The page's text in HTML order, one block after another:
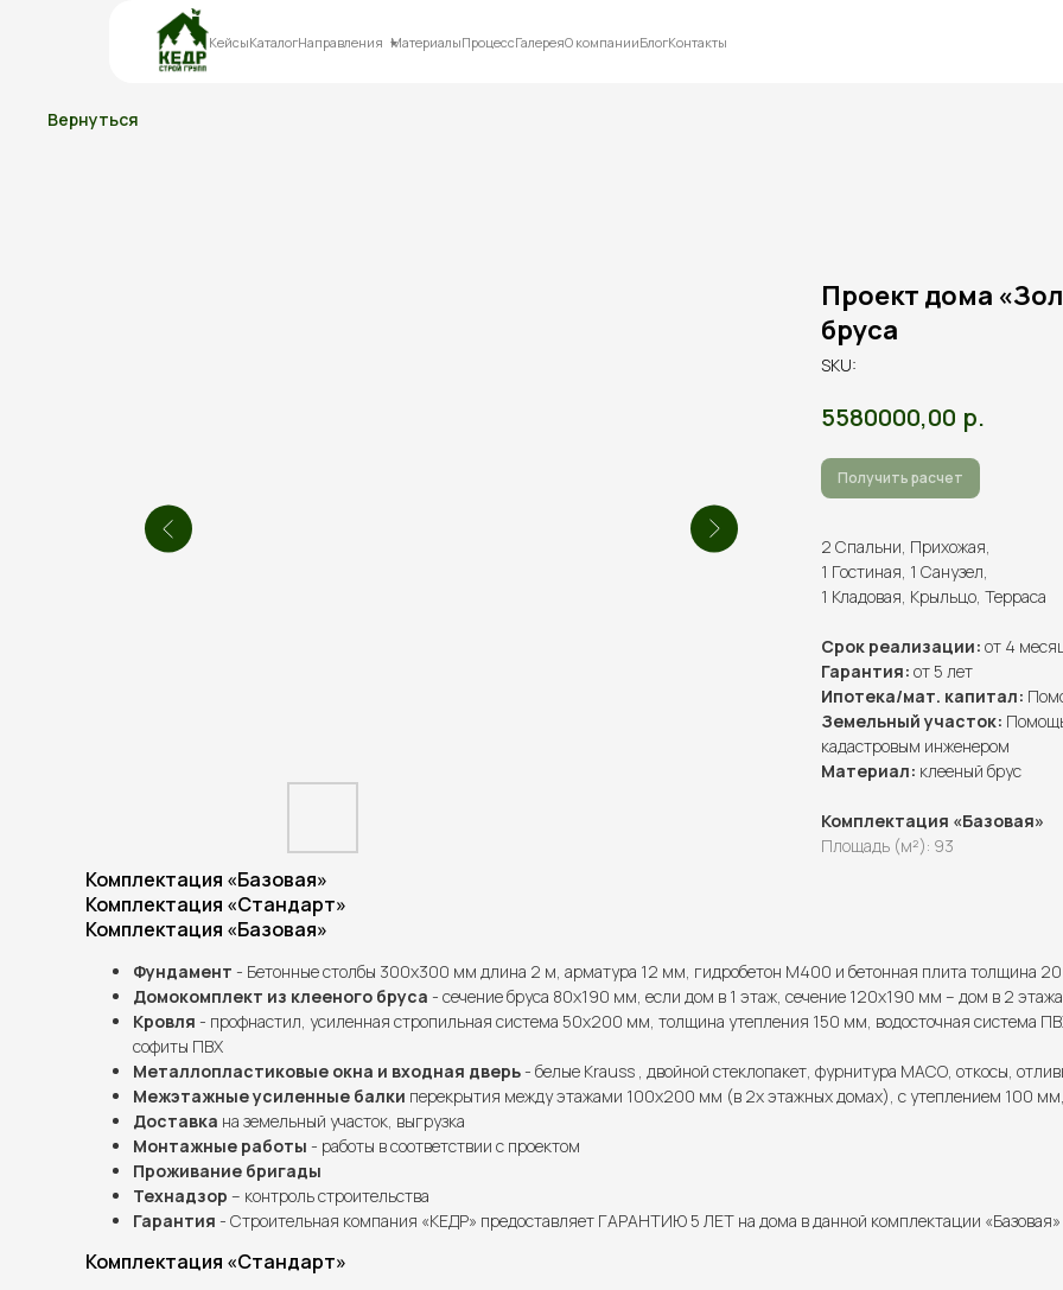
КейсыКаталогНаправления МатериалыПроцессГалереяО компанииБлогКонтакты
Вернуться
Проект дома
бруса
SKU:
5580000,00 р.
Получить расчет
2 Спальни, Прихожая,
1 Гостиная, 1 Санузел,
1 Кладовая, Крыльцо, Терраса
Срок реализации: от 4
Гарантия: от 5 лет
Ипотека/мат. капитал:
Земельный участок:
кадастровым инженером
Материал: клееный брус
Комплектация «Базовая»
Площадь (м²): 93
Комплектация «Базовая»
Комплектация «Стандарт»
Комплектация «Базовая»
Фундамент - Бетонные столбы 300х300 мм длина 2 м, арматура 12 мм, гидробетон М400 и бетонная плита толщина
Домокомплект из клееного бруса - сечение бруса 80х190 мм, если дом в 1 этаж, сечение 120х190 мм – дом в 2 этажа
Кровля - профнастил, усиленная стропильная система 50х200 мм, толщина утепления 150 мм, водосточная система
софиты ПВХ
Металлопластиковые окна и входная дверь- белые Krauss , двойной стеклопакет, фурнитура МАСО, откосы,
Межэтажные усиленные балки перекрытия между этажами 100х200 мм (в 2х этажных домах), с утеплением 100
Доставка на земельный участок, выгрузка
Монтажные работы - работы в соответствии с проектом
Проживание бригады
Технадзор – контроль строительства
Гарантия - Строительная компания «КЕДР» предоставляет ГАРАНТИЮ 5 ЛЕТ на дома в данной комплектации «Базовая»
Комплектация «Стандарт»